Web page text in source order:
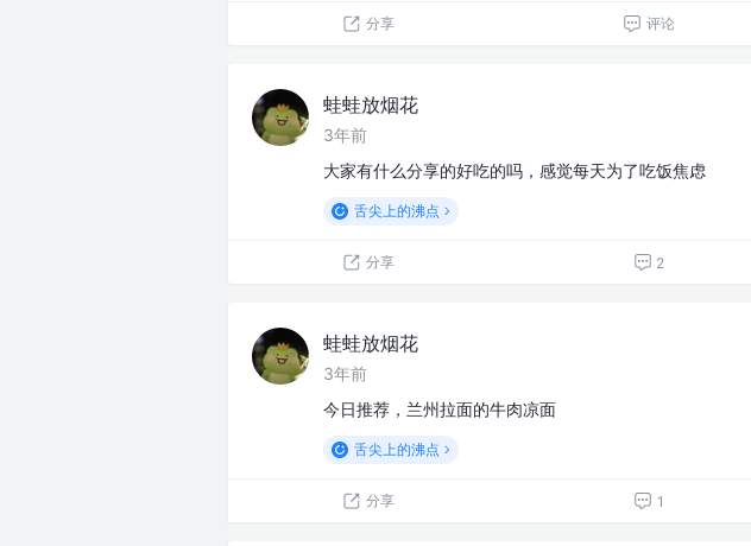
分享 评论
蛙蛙放烟花
3年前
大家有什么分享的好吃的吗，感觉每天为了吃饭焦虑
舌尖上的沸点
分享 2
蛙蛙放烟花
3年前
今日推荐，兰州拉面的牛肉凉面
舌尖上的沸点
分享 1